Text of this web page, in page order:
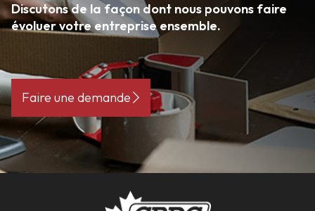
Discutons de la façon dont nous pouvons faire
évoluer votre entreprise ensemble.
Faire une demande